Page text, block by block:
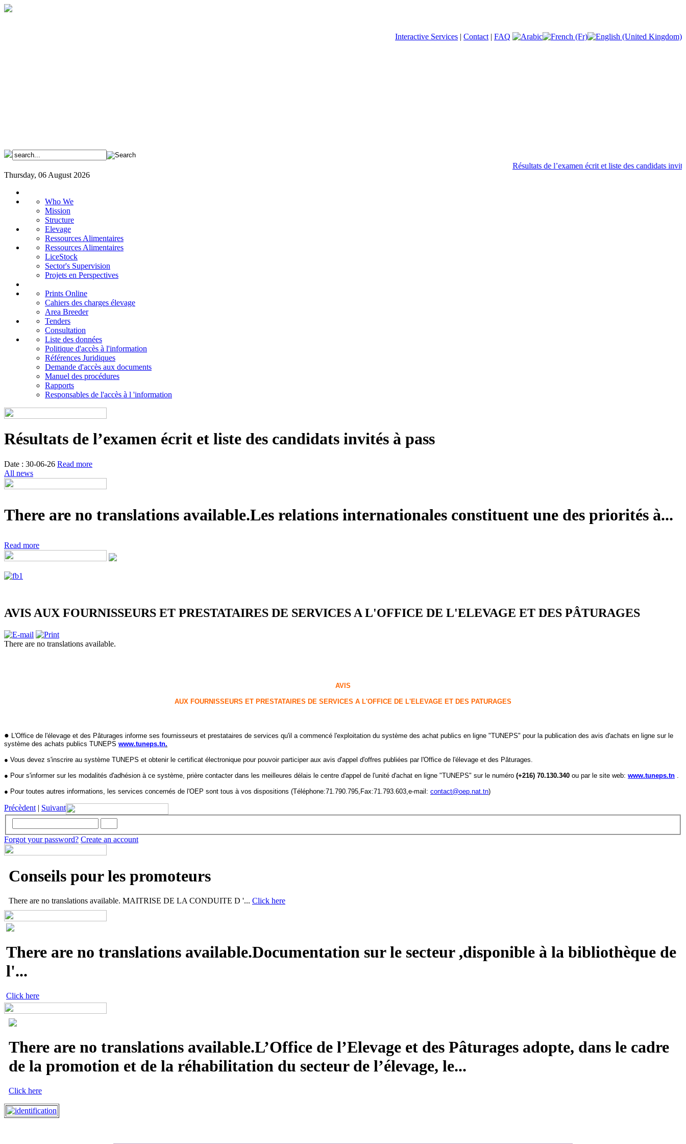
Interactive Services | Contact | FAQ
Résultats de l’examen écrit et liste des candidats
Thursday, 06 August 2026
Who We
Mission
Structure
Elevage
Ressources Alimentaires
Ressources Alimentaires
LiceStock
Sector's Supervision
Projets en Perspectives
Prints Online
Cahiers des charges élevage
Area Breeder
Tenders
Consultation
Liste des données
Politique d'accès à l'information
Références Juridiques
Demande d'accès aux documents
Manuel des procédures
Rapports
Responsables de l'accès à l 'information
Résultats de l’examen écrit et liste des candidats invités à pass
Date : 30-06-26 Read more
All news
There are no translations available.Les relations internationales constituent une des priorités à...
Read more
AVIS AUX FOURNISSEURS ET PRESTATAIRES DE SERVICES A L'OFFICE DE L'ELEVAGE ET DES PÂTURAGES
There are no translations available.
AVIS
AUX FOURNISSEURS ET PRESTATAIRES DE SERVICES A L'OFFICE DE L'ELEVAGE ET DES PATURAGES
● L'Office de l'élevage et des Pâturages informe ses fournisseurs et prestataires de services qu'il a commencé l'exploitation du système des achat publics en ligne "TUNEPS" pour la publication des avis d'achats en ligne sur le
système des achats publics TUNEPS www.tuneps.tn.
● Vous devez s'inscrire au système TUNEPS et obtenir le certificat électronique pour pouvoir participer aux avis d'appel d'offres publiées par l'Office de l'élevage et des Pâturages.
● Pour s'informer sur les modalités d'adhésion à ce système, prière contacter dans les meilleures délais le centre d'appel de l'unité d'achat en ligne "TUNEPS" sur le numéro (+216) 70.130.340 ou par le site web: www.tuneps.tn
● Pour toutes autres informations, les services concernés de l'OEP sont tous à vos dispositions (Téléphone:71.790.795,Fax:71.793.603,e-mail: contact@oep.nat.tn)
Précèdent | Suivant
Forgot your password? Create an account
Conseils pour les promoteurs
There are no translations available. MAITRISE DE LA CONDUITE D '... Click here
There are no translations available.Documentation sur le secteur ,disponible à la bibliothèque de
l'...
Click here
There are no translations available.L’Office de l’Elevage et des Pâturages adopte, dans le cadre
de la promotion et de la réhabilitation du secteur de l’élevage, le...
Click here